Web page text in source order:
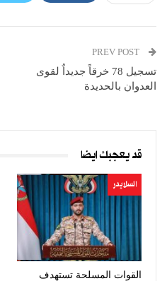
تسجيل 78 خرقاً جديداٌ لقوى
العدوان بالحديدة
قد يعجبك ايضا
السلايدر
القوات المسلحة تستهدف